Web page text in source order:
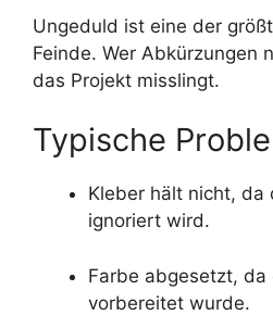
Ungeduld ist eine der
Feinde. Wer Abkürzungen
das Projekt misslingt.
Typische
Kleber hält nicht, da
ignoriert wird.
Farbe abgesetzt,
vorbereitet wurde.